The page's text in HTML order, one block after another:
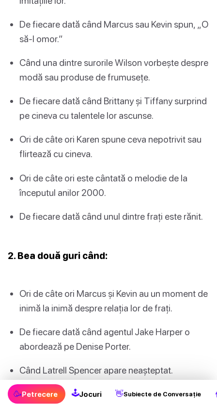
De fiecare dată când Marcus sau Kevin spun, „O
să-l omor.”
Când una dintre surorile Wilson vorbește despre
modă sau produse de frumusețe.
De fiecare dată când Brittany și Tiffany surprind
pe cineva cu talentele lor ascunse.
Ori de câte ori Karen spune ceva nepotrivit sau
flirtează cu cineva.
Ori de câte ori este cântată o melodie de la
începutul anilor 2000.
De fiecare dată când unul dintre frați este rănit.
2. Bea două guri când:
Ori de câte ori Marcus și Kevin au un moment de
inimă la inimă despre relația lor de frați.
De fiecare dată când agentul Jake Harper o
abordează pe Denise Porter.
Când Latrell Spencer apare neașteptat.
De fiecare dată când surorile Wilson păcălesc
🥳Petrecere 🕹Jocuri 👋Subiecte de Conversație